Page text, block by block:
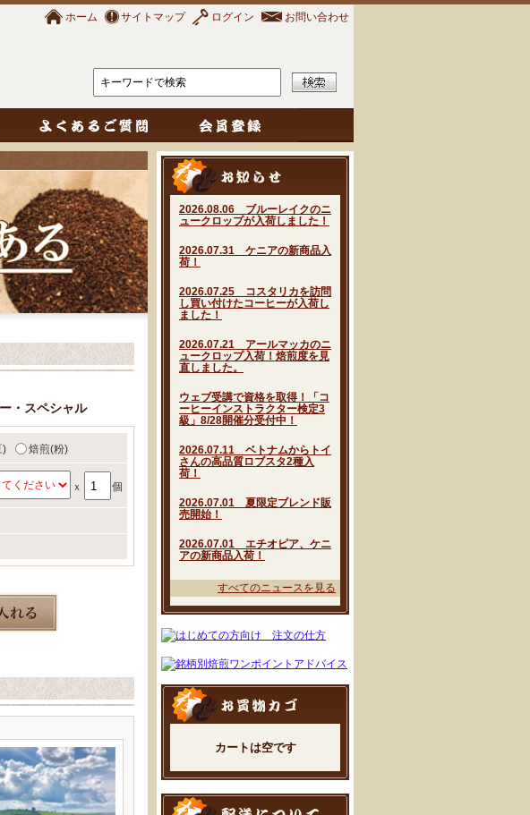
ホーム サイトマップ ログイン お問い合わせ
2026.08.06 ブルーレイクのニ
ュークロップが入荷しました！
2026.07.31 ケニアの新商品入
荷！
2026.07.25 コスタリカを訪問
し買い付けたコーヒーが入荷し
ました！
2026.07.21 アールマッカのニ
ュークロップ入荷！焙煎度を見
直しました。
ウェブ受講で資格を取得！「コ
ーヒーインストラクター検定3
級」8/28開催分受付中！
2026.07.11 ベトナムからトイ
さんの高品質ロブスタ2種入
荷！
2026.07.01 夏限定ブレンド販
売開始！
2026.07.01 エチオピア、ケニ
アの新商品入荷！
すべてのニュースを見る
カートは空です
・スペシャル
) 焙煎(粉)
ｘ 個